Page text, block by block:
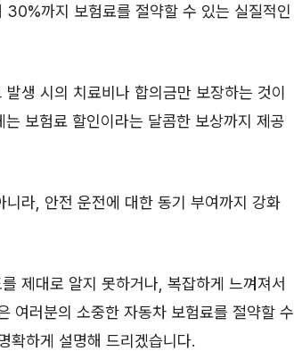
까지 보험료를 절약할 수 있는 실질적인
생 시의 치료비나 합의금만 보장하는 것이
보험료 할인이라는 달콤한 보상까지 제공
라, 안전 운전에 대한 동기 부여까지 강화
제대로 알지 못하거나, 복잡하게 느껴져서
여러분의 소중한 자동차 보험료를 절약할 수
확하게 설명해 드리겠습니다.